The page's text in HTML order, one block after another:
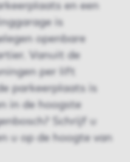
en een
is
openbare
Vanuit de
per lift
parkeerplaats is
in de hoogste
Schrijf u
u op de hoogte van